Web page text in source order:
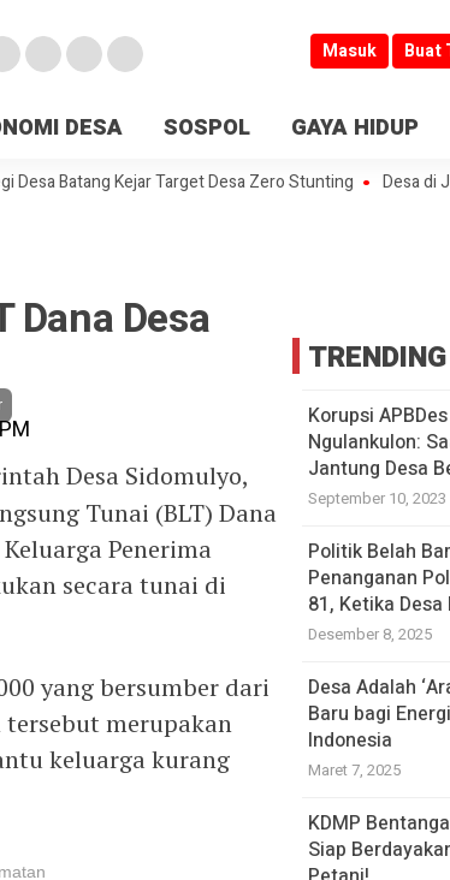
Masuk Buat
DESA SOSPOL GAYA HIDUP
Batang Kejar Target Desa Zero Stunting Desa di Jawa
Dana Desa
Desa Sidomulyo,
Tunai (BLT) Dana
Penerima
secara tunai di
yang bersumber dari
tersebut merupakan
keluarga kurang
TRENDING
Korupsi APBDes
Ngulankulon:
Jantung Desa
September 10, 2023
Politik Belah
Penanganan
81, Ketika
Desember 8, 2025
Desa Adalah
Baru bagi
Indonesia
Maret 7, 2025
KDMP
Siap